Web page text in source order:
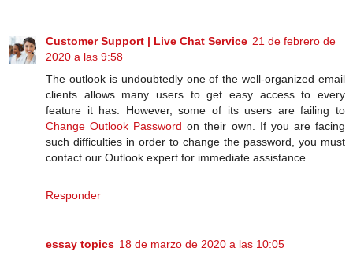
Customer Support | Live Chat Service 21 de febrero de
2020 a las 9:58
The outlook is undoubtedly one of the well-organized email
clients allows many users to get easy access to every
feature it has. However, some of its users are failing to
Change Outlook Password on their own. If you are facing
such difficulties in order to change the password, you must
contact our Outlook expert for immediate assistance.
Responder
essay topics 18 de marzo de 2020 a las 10:05